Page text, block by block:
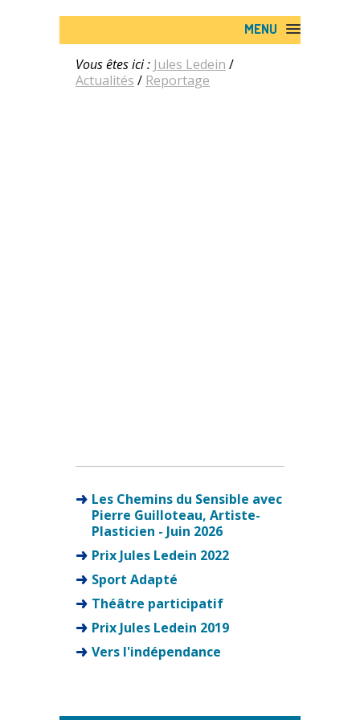
MENU
Vous êtes ici : Jules Ledein /
Actualités / Reportage
Les Chemins du Sensible avec
Pierre Guilloteau, Artiste-
Plasticien - Juin 2026
Prix Jules Ledein 2022
Sport Adapté
Théâtre participatif
Prix Jules Ledein 2019
Vers l'indépendance